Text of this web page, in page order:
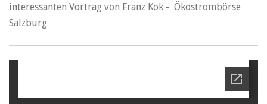
interessanten Vortrag von Franz Kok - Ökostrombörse
Salzburg